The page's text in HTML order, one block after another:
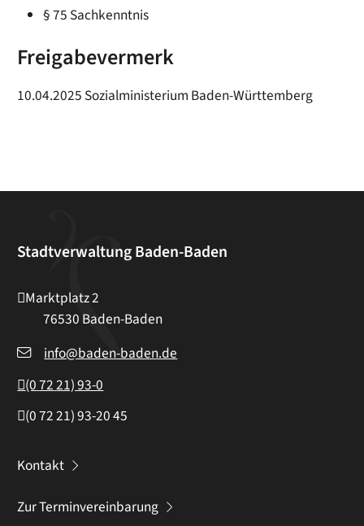
§ 75 Sachkenntnis
Freigabevermerk
10.04.2025 Sozialministerium Baden-Württemberg
Stadtverwaltung Baden-Baden
Marktplatz 2
76530 Baden-Baden
info@baden-baden.de
(07221) 93-0
(07221) 93-2045
Kontakt
Zur Terminvereinbarung